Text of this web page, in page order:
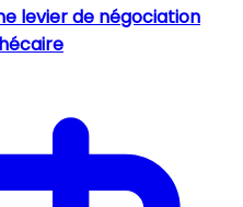
levier de négociation